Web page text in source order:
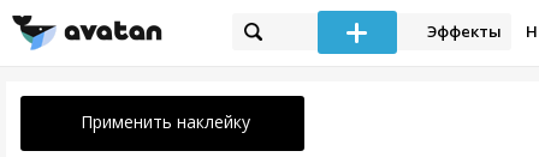
Эффекты
Применить наклейку